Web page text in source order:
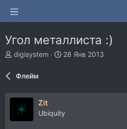
Угол металлиста :)
А
р
т
digisystem
Д
н
а
28 Янв 2013
Флейм
Zit
Ubiquity